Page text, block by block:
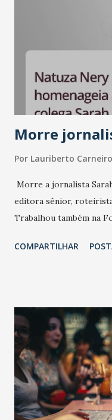
Morre
Por Lauriberto
Morre a jornalista
editora sênior,
Trabalhou também na
COMPARTILHAR